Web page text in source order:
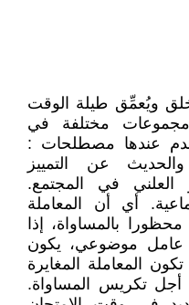
ويُعمِّق طيلة الوقت
مجموعات مختلفة في
عندها مصطلحات :
عن التمييز
العلني في المجتمع.
أي أن المعاملة
بالمساواة، إذا
عامل موضوعي، يكون
المعاملة المغايرة
تكريس المساواة.